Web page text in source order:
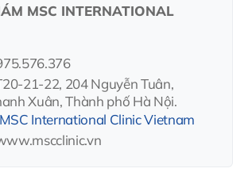
MSC INTERNATIONAL
21-22, 204 Nguyễn Tuân,
Xuân, Thành phố Hà Nội.
MSC International Clinic Vietnam